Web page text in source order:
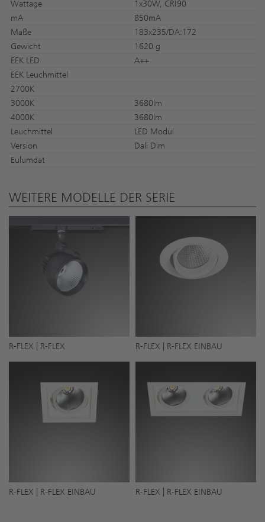
Wattage
1x30W, CRI90
mA
850mA
Maße
183x235/DA:172
Gewicht
1620 g
EEK LED
A++
EEK Leuchmittel
2700K
3000K
3680lm
4000K
3680lm
Leuchmittel
LED Modul
Version
Dali Dim
Eulumdat
WEITERE MODELLE DER SERIE
R-FLEX | R-FLEX R-FLEX | R-FLEX EINBAU
R-FLEX | R-FLEX EINBAU R-FLEX | R-FLEX EINBAU